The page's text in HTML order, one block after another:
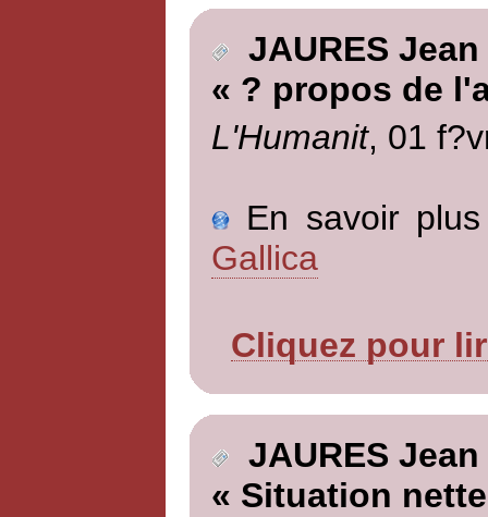
JAURES Jean
« ? propos de
L'Humanit, 01
En savoir
Gallica
Cliquez pour
JAURES Jean
« Situation